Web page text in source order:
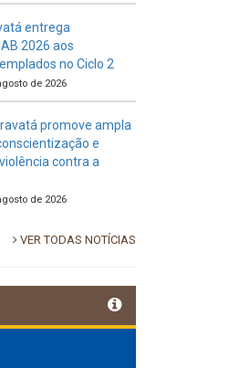
entrega
2026 aos
no Ciclo 2
de 2026
promove ampla
e
contra a
de 2026
VER TODAS NOTÍCIAS